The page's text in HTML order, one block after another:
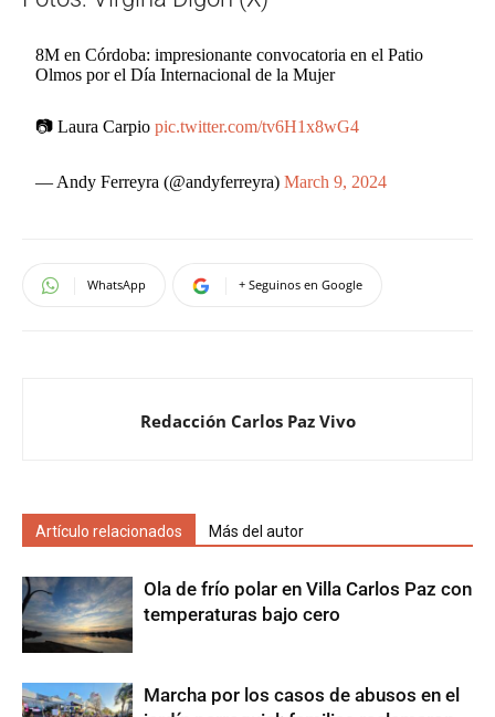
8M en Córdoba: impresionante convocatoria en el Patio
Olmos por el Día Internacional de la Mujer
📷 Laura Carpiopic.twitter.com/tv6H1x8wG4
— Andy Ferreyra (@andyferreyra)March 9, 2024
WhatsApp + Seguinos en Google
Redacción Carlos Paz Vivo
Artículo relacionados Más del autor
Ola de frío polar en Villa Carlos Paz con
temperaturas bajo cero
Marcha por los casos de abusos en el